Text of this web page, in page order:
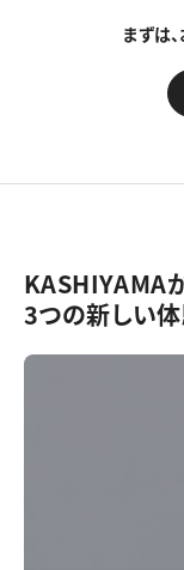
まずは
KASHIYAMA
3つの新しい